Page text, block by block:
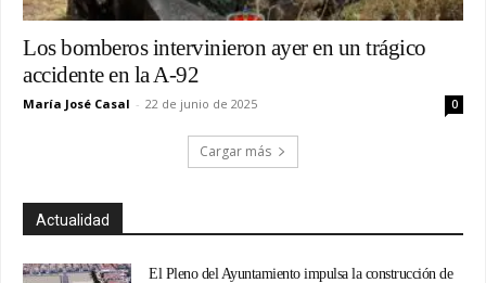
Los bomberos intervinieron ayer en un trágico
accidente en la A-92
María José Casal - 22 de junio de 2025 0
Cargar más
Actualidad
El Pleno del Ayuntamiento impulsa la construcción de